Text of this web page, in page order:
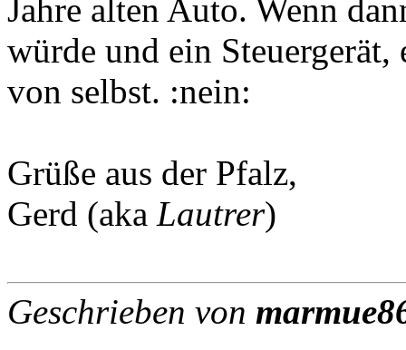
Jahre alten Auto. Wenn
würde und ein
von selbst. :nein:
Grüße aus der Pfalz,
Gerd (aka Lautrer)
Geschrieben von